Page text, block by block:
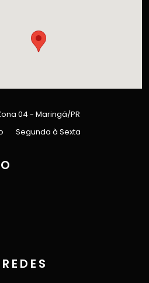
04 - Maringá/PR
Segunda à Sexta